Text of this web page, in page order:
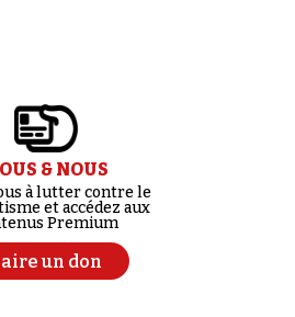
& NOUS
à lutter contre le
et accédez aux
Premium
un don